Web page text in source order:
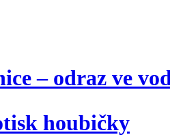
– odraz ve
houbičky